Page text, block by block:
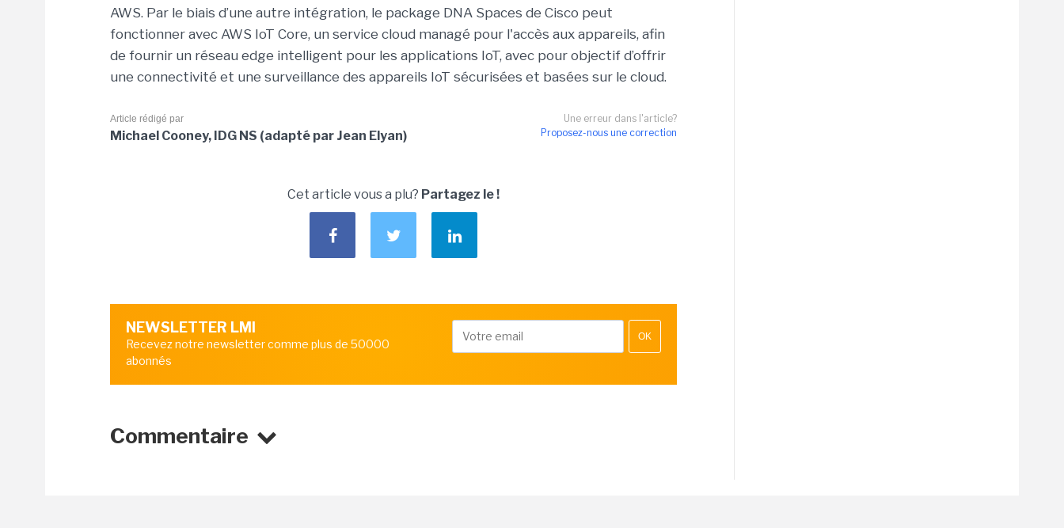
AWS. Par le biais d’une autre intégration, le package DNA Spaces de Cisco peut
fonctionner avec AWS IoT Core, un service cloud managé pour l'accès aux appareils, afin
de fournir un réseau edge intelligent pour les applications IoT, avec pour objectif d’offrir
une connectivité et une surveillance des appareils IoT sécurisées et basées sur le cloud.
Une erreur dans l'article?
Proposez-nous une correction
Article rédigé par
Michael Cooney, IDG NS (adapté par Jean Elyan)
Cet article vous a plu? Partagez le !
NEWSLETTER LMI
Recevez notre newsletter comme plus de 50000
abonnés
OK
Commentaire